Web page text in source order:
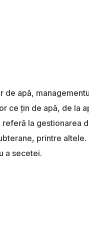
apă,
ce țin de apă, de la
la gestionarea
printre
a secetei.